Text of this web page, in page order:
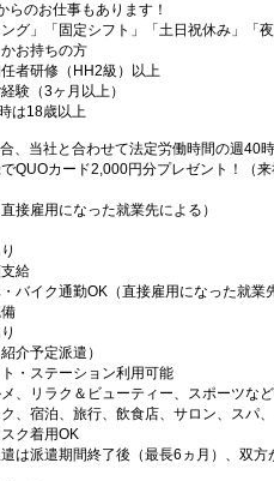
のお仕事もあります！
グ」「固定シフト」「土日祝休み」「
お持ちの方
任者研修（HH2級）以上
験（3ヶ月以上）
は18歳以上
、当社と合わせて法定労働時間の週40
QUOカード2,000円分プレゼント！（来
接雇用になった就業先による）
給
バイク通勤OK（直接雇用になった就業
介予定派遣）
・ステーション利用可能
、リラク＆ビューティー、スポーツなど
ク、宿泊、旅行、飲食店、サロン、スパ、
ク着用OK
は派遣期間終了後（最長6ヵ月）、双方